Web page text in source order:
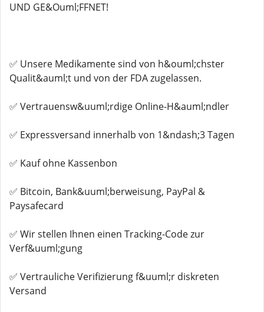
UND GE&Ouml;FFNET!
✅ Unsere Medikamente sind von h&ouml;chster
Qualit&auml;t und von der FDA zugelassen.
✅ Vertrauensw&uuml;rdige Online-H&auml;ndler
✅ Expressversand innerhalb von 1&ndash;3 Tagen
✅ Kauf ohne Kassenbon
✅ Bitcoin, Bank&uuml;berweisung, PayPal &
Paysafecard
✅ Wir stellen Ihnen einen Tracking-Code zur
Verf&uuml;gung
✅ Vertrauliche Verifizierung f&uuml;r diskreten
Versand